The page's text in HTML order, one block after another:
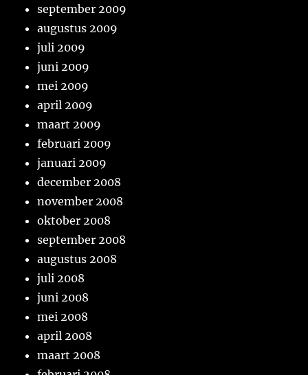
september 2009
augustus 2009
juli 2009
juni 2009
mei 2009
april 2009
maart 2009
februari 2009
januari 2009
december 2008
november 2008
oktober 2008
september 2008
augustus 2008
juli 2008
juni 2008
mei 2008
april 2008
maart 2008